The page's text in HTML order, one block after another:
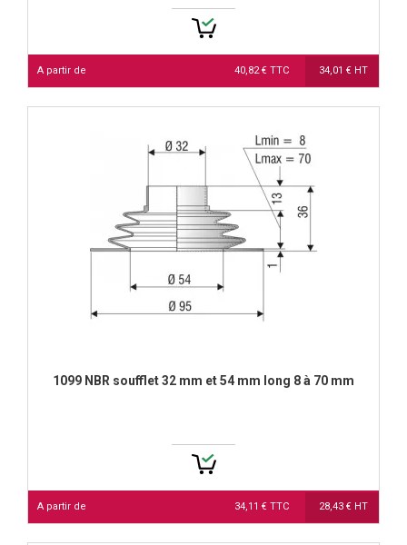
A partir de 40,82 € TTC 34,01 € HT
1099 NBR soufflet 32 mm et 54 mm long 8 à 70 mm
A partir de 34,11 € TTC 28,43 € HT